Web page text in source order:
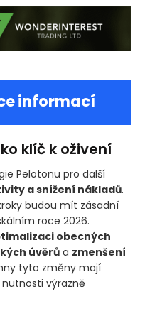
informací
klíč k oživení
Pelotonu pro další
a snížení nákladů.
budou mít zásadní
roce 2026.
obecných
úvěrůa zmenšení
tyto změny mají
výrazně